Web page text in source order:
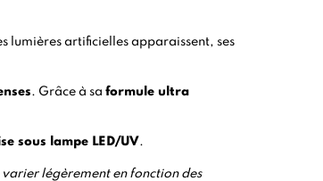
lumières artificielles apparaissent, ses
. Grâce à saformule ultra
sous lampe LED/UV.
légèrement en fonction des